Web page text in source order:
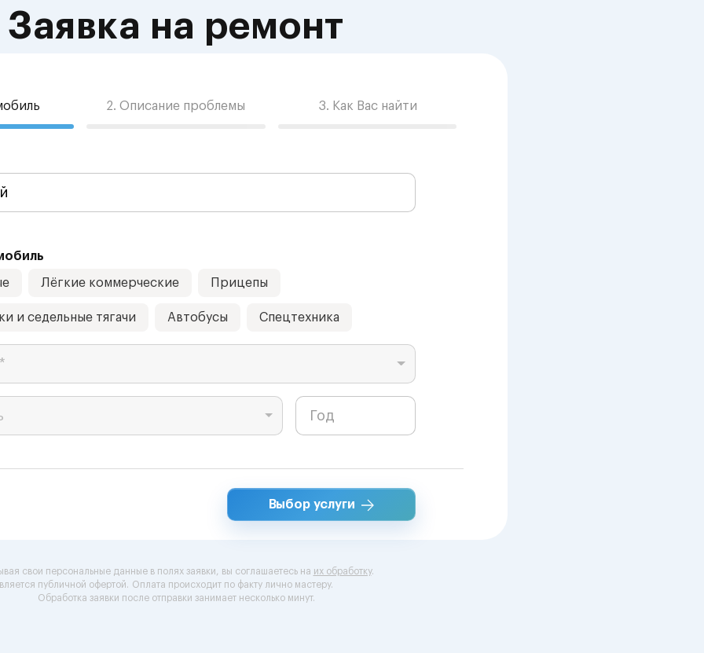
Заявка на ремонт
2. Описание проблемы 3. Как Вас найти
Лёгкие коммерческие Прицепы
и седельные тягачи Автобусы Спецтехника
Выбор услуги
свои персональные данные в полях заявки, вы соглашаетесь на их обработку.
публичной офертой. Оплата происходит по факту лично мастеру.
Обработка заявки после отправки занимает несколько минут.